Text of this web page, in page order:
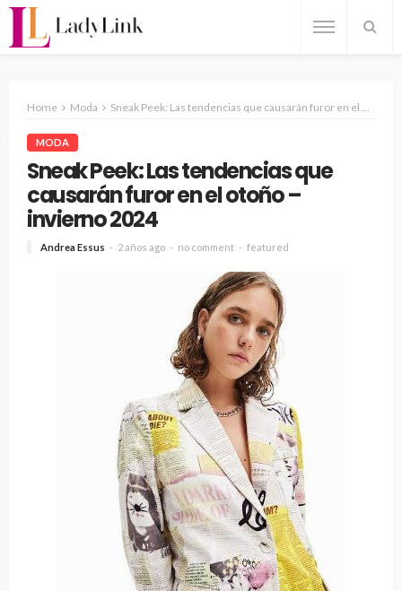
Home Moda Sneak Peek: Las tendencias que causarán furor en el otoño – invierno 2024
MODA
Sneak Peek: Las tendencias que
causarán furor en el otoño –
invierno 2024
Andrea Essus 2 años ago no comment featured